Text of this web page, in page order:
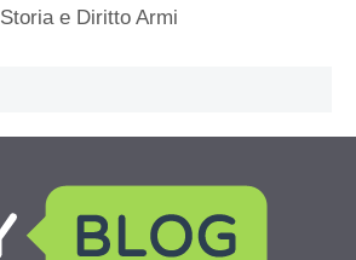
Storia e Diritto Armi